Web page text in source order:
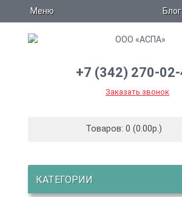
Блог
Меню
+7 (342) 270-
Заказать звонок
Товаров: 0 (0.00р.)
КАТЕГОРИИ